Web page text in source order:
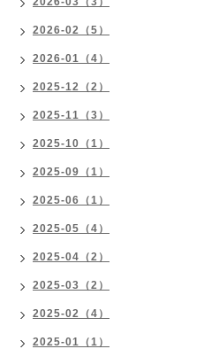
2026-02（5）
2026-01（4）
2025-12（2）
2025-11（3）
2025-10（1）
2025-09（1）
2025-06（1）
2025-05（4）
2025-04（2）
2025-03（2）
2025-02（4）
2025-01（1）